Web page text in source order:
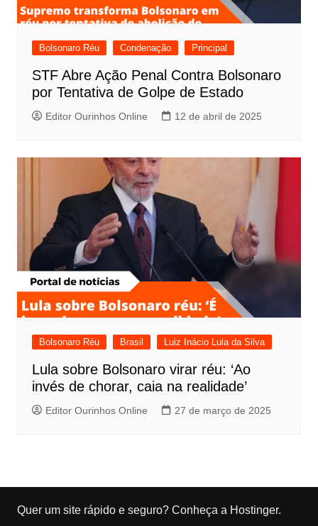
Bolsonaro Réu Condenação Principal
STF Abre Ação Penal Contra Bolsonaro
por Tentativa de Golpe de Estado
Editor Ourinhos Online 12 de abril de 2025
Bolsonaro Réu Brasil Luiz Inácio Lula da Silva
Lula sobre Bolsonaro virar réu: ‘Ao
invés de chorar, caia na realidade’
Editor Ourinhos Online 27 de março de 2025
Quer um site rápido e seguro? Conheça a Hostinger.